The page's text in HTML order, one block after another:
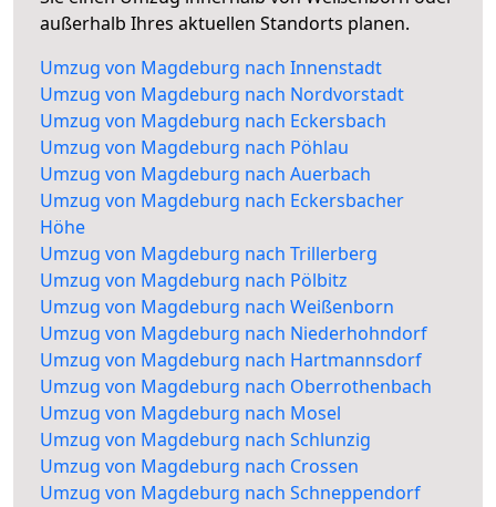
außerhalb Ihres aktuellen Standorts planen.
Umzug von Magdeburg nach Innenstadt
Umzug von Magdeburg nach Nordvorstadt
Umzug von Magdeburg nach Eckersbach
Umzug von Magdeburg nach Pöhlau
Umzug von Magdeburg nach Auerbach
Umzug von Magdeburg nach Eckersbacher
Höhe
Umzug von Magdeburg nach Trillerberg
Umzug von Magdeburg nach Pölbitz
Umzug von Magdeburg nach Weißenborn
Umzug von Magdeburg nach Niederhohndorf
Umzug von Magdeburg nach Hartmannsdorf
Umzug von Magdeburg nach Oberrothenbach
Umzug von Magdeburg nach Mosel
Umzug von Magdeburg nach Schlunzig
Umzug von Magdeburg nach Crossen
Umzug von Magdeburg nach Schneppendorf